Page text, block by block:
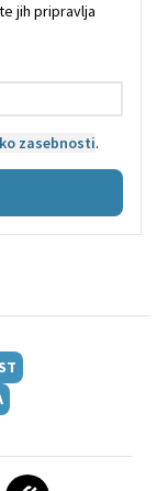
jih pripravlja
zasebnosti.